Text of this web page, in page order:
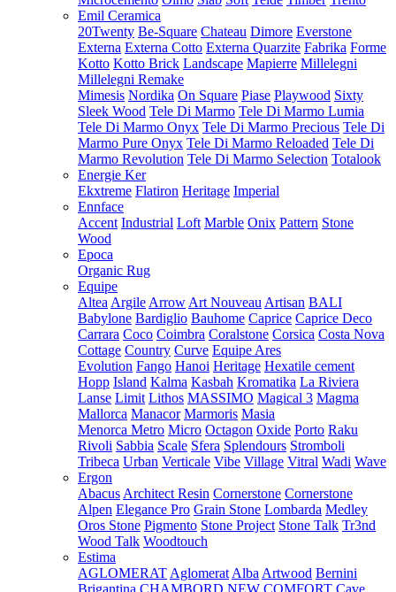
Emil Ceramica
20Twenty Be-Square Chateau Dimore Everstone
Externa Externa Cotto Externa Quarzite Fabrika Forme
Kotto Kotto Brick Landscape Mapierre Millelegni
Millelegni Remake
Mimesis Nordika On Square Piase Playwood Sixty
Sleek Wood Tele Di Marmo Tele Di Marmo Lumia
Tele Di Marmo Onyx Tele Di Marmo Precious Tele Di
Marmo Pure Onyx Tele Di Marmo Reloaded Tele Di
Marmo Revolution Tele Di Marmo Selection Totalook
Energie Ker
Ekxtreme Flatiron Heritage Imperial
Ennface
Accent Industrial Loft Marble Onix Pattern Stone
Wood
Epoca
Organic Rug
Equipe
Altea Argile Arrow Art Nouveau Artisan BALI
Babylone Bardiglio Bauhome Caprice Caprice Deco
Carrara Coco Coimbra Coralstone Corsica Costa Nova
Cottage Country Curve Equipe Ares
Evolution Fango Hanoi Heritage Hexatile cement
Hopp Island Kalma Kasbah Kromatika La Riviera
Lanse Limit Lithos MASSIMO Magical 3 Magma
Mallorca Manacor Marmoris Masia
Menorca Metro Micro Octagon Oxide Porto Raku
Rivoli Sabbia Scale Sfera Splendours Stromboli
Tribeca Urban Verticale Vibe Village Vitral Wadi Wave
Ergon
Abacus Architect Resin Cornerstone Cornerstone
Alpen Elegance Pro Grain Stone Lombarda Medley
Oros Stone Pigmento Stone Project Stone Talk Tr3nd
Wood Talk Woodtouch
Estima
AGLOMERAT Aglomerat Alba Artwood Bernini